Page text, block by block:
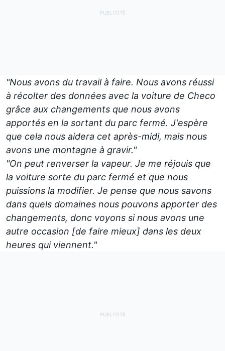
"Nous avons du travail à faire. Nous avons réussi
à récolter des données avec la voiture de Checo
grâce aux changements que nous avons
apportés en la sortant du parc fermé. J'espère
que cela nous aidera cet après-midi, mais nous
avons une montagne à gravir."
"On peut renverser la vapeur. Je me réjouis que
la voiture sorte du parc fermé et que nous
puissions la modifier. Je pense que nous savons
dans quels domaines nous pouvons apporter des
changements, donc voyons si nous avons une
autre occasion [de faire mieux] dans les deux
heures qui viennent."